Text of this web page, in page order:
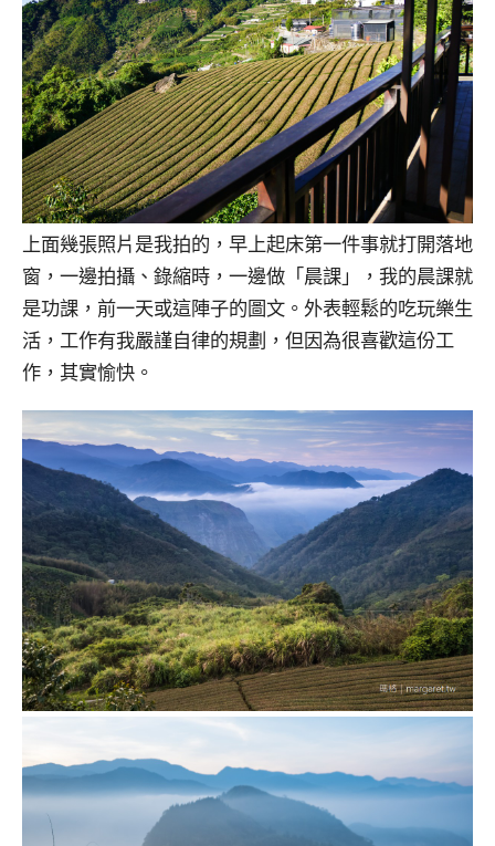
上面幾張照片是我拍的，早上起床第一件事就打開落地
窗，一邊拍攝、錄縮時，一邊做「晨課」，我的晨課就
是功課，前一天或這陣子的圖文。外表輕鬆的吃玩樂生
活，工作有我嚴謹自律的規劃，但因為很喜歡這份工
作，其實愉快。